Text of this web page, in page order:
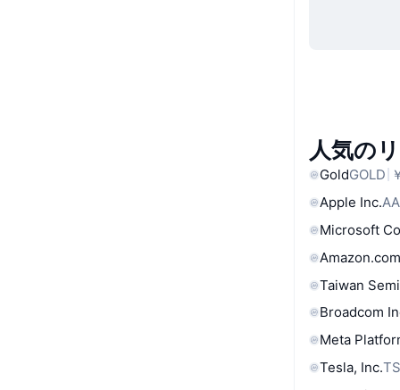
人気の
GoldGOLD
Apple Inc.
Microsoft
Taiwan
Broadcom
Meta
Tesla, Inc.